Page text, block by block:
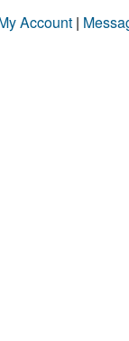
Account |